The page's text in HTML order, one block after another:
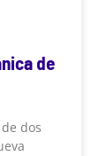
de
dos